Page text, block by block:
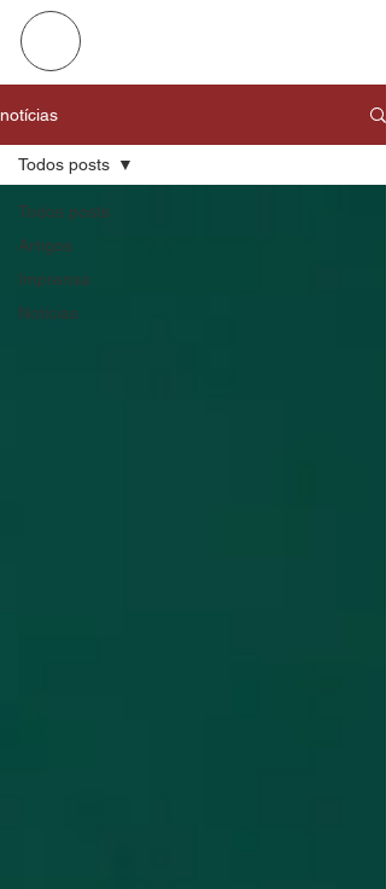
notícias
Todos posts
Artigos
Imprensa
Notícias
Todos posts